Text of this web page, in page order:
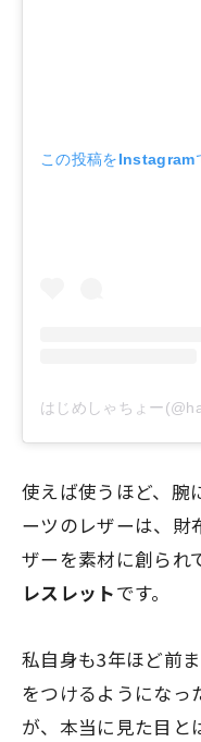
この投稿をInstagram
使えば使うほど、腕
ーツのレザーは、財
ザーを素材に創られ
レスレットです。
私自身も3年ほど前
をつけるようになっ
が、本当に見た目と